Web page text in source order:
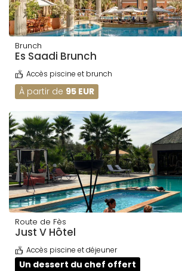
Brunch
Es Saadi Brunch
Accès piscine et brunch
À partir de 95 EUR
Route de Fès
Just V Hôtel
Accès piscine et déjeuner
Un dessert du chef offert